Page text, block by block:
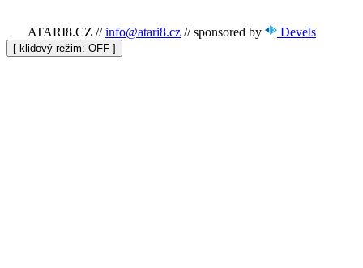
ATARI8.CZ // info@atari8.cz // sponsored by Devels
[ klidový režim: ]